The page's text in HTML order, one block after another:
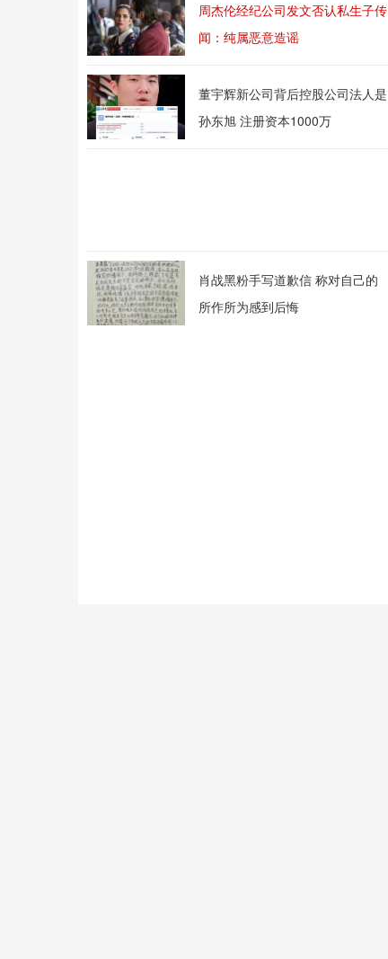
周杰伦经纪公司发文否认私生子传
闻：纯属恶意造谣
董宇辉新公司背后控股公司法人是
孙东旭 注册资本1000万
肖战黑粉手写道歉信 称对自己的
所作所为感到后悔